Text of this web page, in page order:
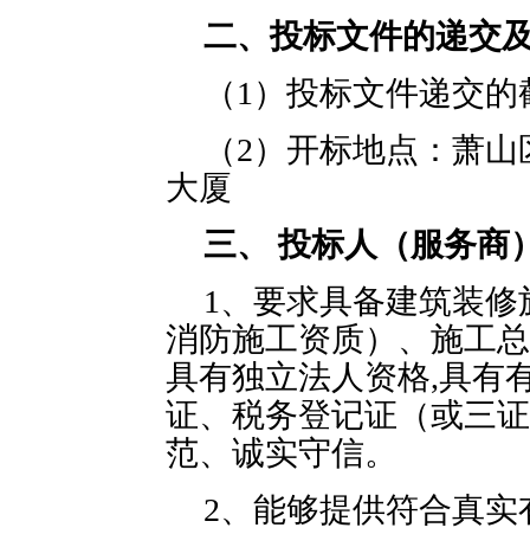
二、投标文件的递交
（1）投标文件递交
（2）开标地点：萧
大厦
三、投标人（服务商
1、要求具备建筑装
消防施工资质）、施工
具有独立法人资格,具有
证、税务登记证（或三
范、诚实守信。
2、能够提供符合真